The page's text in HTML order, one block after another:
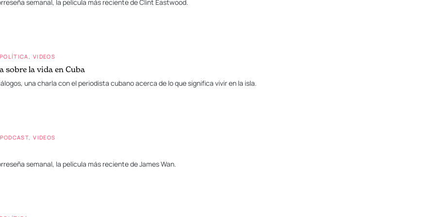
semanal, la película más reciente de Clint Eastwood.
VIDEOS
sobre la vida en Cuba
una charla con el periodista cubano acerca de lo que significa vivir en la isla.
PODCAST VIDEOS
semanal, la película más reciente de James Wan.